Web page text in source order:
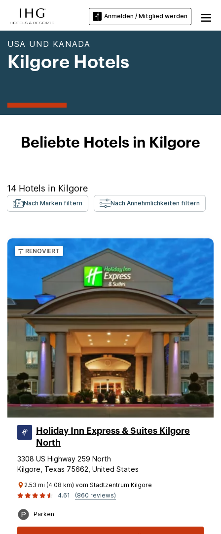
Anmelden / Mitglied werden
USA UND KANADA
Kilgore Hotels
Beliebte Hotels in Kilgore
14 Hotels in Kilgore
Nach Marken filtern Nach Annehmlichkeiten filtern
RENOVIERT
Holiday Inn Express & Suites Kilgore
North
3308 US Highway 259 North
Kilgore, Texas 75662, United States
2.53 mi (4.08 km) vom Stadtzentrum Kilgore
4.61
(860 reviews)
Parken